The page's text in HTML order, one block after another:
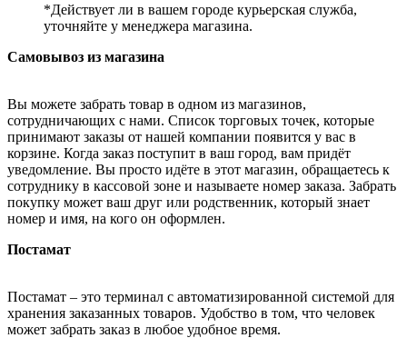
*Действует ли в вашем городе курьерская служба,
уточняйте у менеджера магазина.
Самовывоз из магазина
Вы можете забрать товар в одном из магазинов,
сотрудничающих с нами. Список торговых точек, которые
принимают заказы от нашей компании появится у вас в
корзине. Когда заказ поступит в ваш город, вам придёт
уведомление. Вы просто идёте в этот магазин, обращаетесь к
сотруднику в кассовой зоне и называете номер заказа. Забрать
покупку может ваш друг или родственник, который знает
номер и имя, на кого он оформлен.
Постамат
Постамат – это терминал с автоматизированной системой для
хранения заказанных товаров. Удобство в том, что человек
может забрать заказ в любое удобное время.